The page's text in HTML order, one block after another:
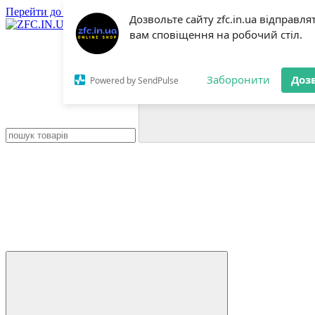
Дозвольте сайту zfc.in.ua
вам сповіщення на робочий стіл.
Powered by SendPulse Заборонити
Перейти до основного контенту